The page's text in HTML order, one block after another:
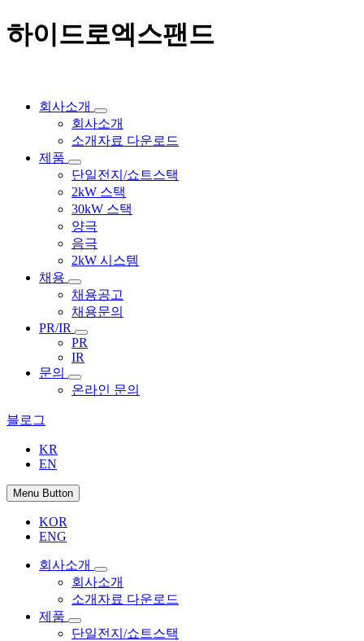
하이드로엑스팬드
회사소개
회사소개
소개자료 다운로드
제품
단일전지/쇼트스택
2kW 스택
30kW 스택
양극
음극
2kW 시스템
채용
채용공고
채용문의
PR/IR
PR
IR
문의
온라인 문의
블로그
KR
EN
Menu Button
KOR
ENG
회사소개
회사소개
소개자료 다운로드
제품
단일전지/쇼트스택